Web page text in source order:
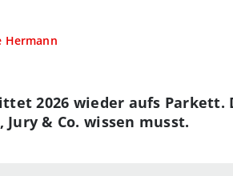
Hermann
2026 wieder aufs
Jury & Co. wissen musst.